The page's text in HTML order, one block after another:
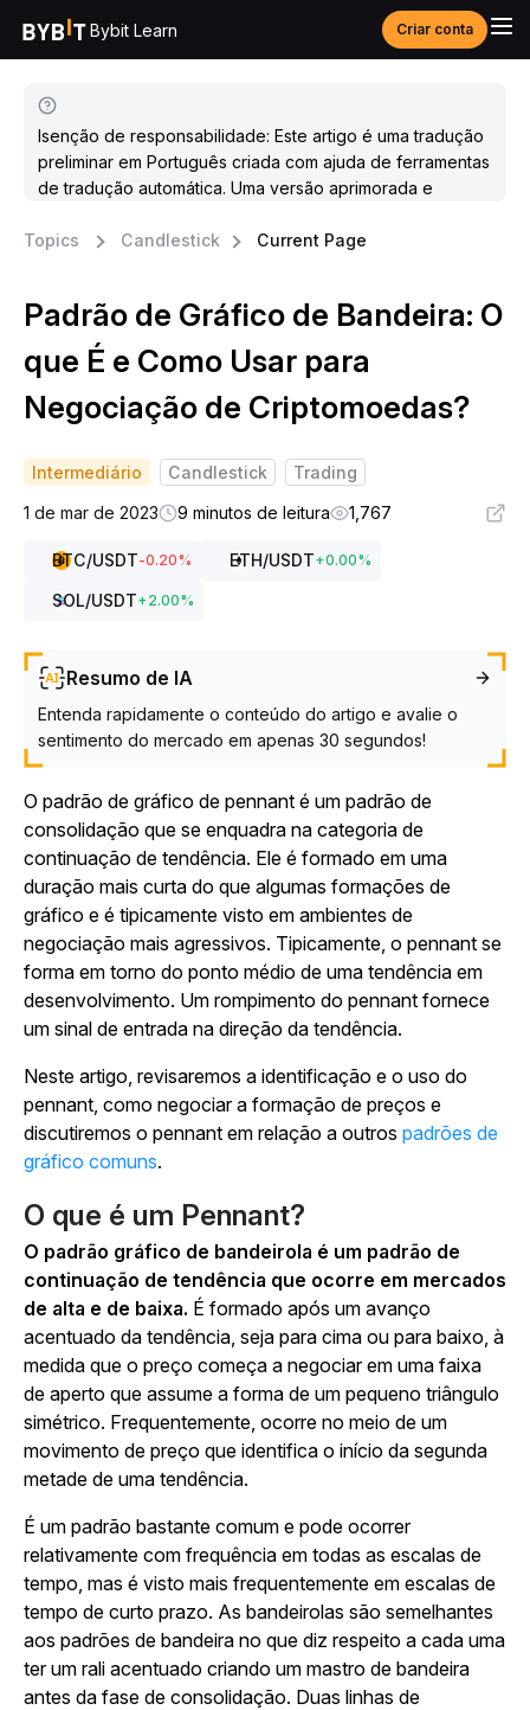
Bybit Learn Criar conta
Isenção de responsabilidade: Este artigo é uma tradução
preliminar em Português criada com ajuda de ferramentas
de tradução automática. Uma versão aprimorada e
Topics
Candlestick Current Page
Padrão de Gráfico de Bandeira: O
que É e Como Usar para
Negociação de Criptomoedas?
Intermediário Candlestick
Trading
1 de mar de 2023
9 minutos de leitura 1,767
BTC/USDT-0.20% ETH/USDT+0.00%
SOL/USDT+2.00%
Resumo de IA
Entenda rapidamente o conteúdo do artigo e avalie o
sentimento do mercado em apenas 30 segundos!
O padrão de gráfico de pennant é um padrão de
consolidação que se enquadra na categoria de
continuação de tendência. Ele é formado em uma
duração mais curta do que algumas formações de
gráfico e é tipicamente visto em ambientes de
negociação mais agressivos. Tipicamente, o pennant se
forma em torno do ponto médio de uma tendência em
desenvolvimento. Um rompimento do pennant fornece
um sinal de entrada na direção da tendência.
Neste artigo, revisaremos a identificação e o uso do
pennant, como negociar a formação de preços e
discutiremos o pennant em relação a outros padrões de
gráfico comuns.
O que é um Pennant?
O padrão gráfico de bandeirola é um padrão de
continuação de tendência que ocorre em mercados
de alta e de baixa. É formado após um avanço
acentuado da tendência, seja para cima ou para baixo, à
medida que o preço começa a negociar em uma faixa
de aperto que assume a forma de um pequeno triângulo
simétrico. Frequentemente, ocorre no meio de um
movimento de preço que identifica o início da segunda
metade de uma tendência.
É um padrão bastante comum e pode ocorrer
relativamente com frequência em todas as escalas de
tempo, mas é visto mais frequentemente em escalas de
tempo de curto prazo. As bandeirolas são semelhantes
aos padrões de bandeira no que diz respeito a cada uma
ter um rali acentuado criando um mastro de bandeira
antes da fase de consolidação. Duas linhas de